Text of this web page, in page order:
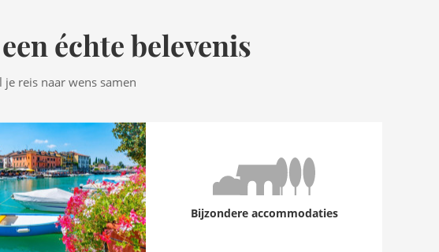
een échte belevenis
reis naar wens samen
Bijzondere accommodaties